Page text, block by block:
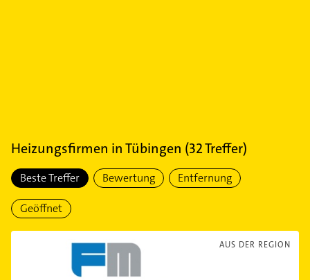
Heizungsfirmen inTübingen (32Treffer)
Beste Treffer Bewertung Entfernung
Geöffnet
AUS DER REGION